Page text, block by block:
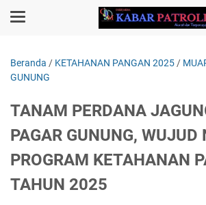
Beranda / KETAHANAN PANGAN 2025 /
GUNUNG
TANAM PERDANA
PAGAR GUNUNG, WUJUD
PROGRAM KETAHANAN
TAHUN 2025